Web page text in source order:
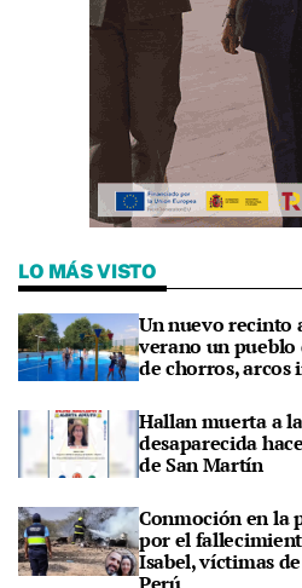
LO MÁS VISTO
Un nuevo recinto
verano un
de chorros, arcos
Hallan muerta a
desaparecida
de San Martín
Conmoción en la
por el
Isabel, víctimas